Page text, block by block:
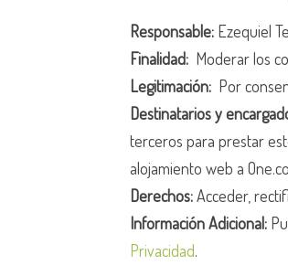
Responsable: Ezequiel
Finalidad: Moderar los
Legitimación: Por
Destinatarios y
terceros para prestar
alojamiento web a
Derechos:Acceder,
Información Adicional:
Privacidad.